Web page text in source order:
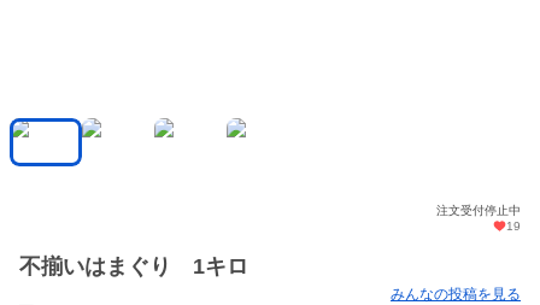
注文受付停止中
19
不揃いはまぐり 1キロ
みんなの投稿を見る